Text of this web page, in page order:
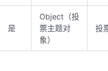
是
Object（投
票主题对
象）
投